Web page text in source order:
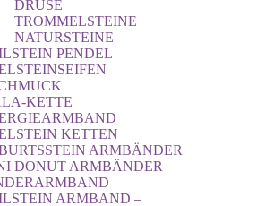
DRUSE
TROMMELSTEINE
NATURSTEINE
PENDEL
KETTE
KETTEN
ARMBÄNDER
DONUT ARMBÄNDER
ARMBAND –